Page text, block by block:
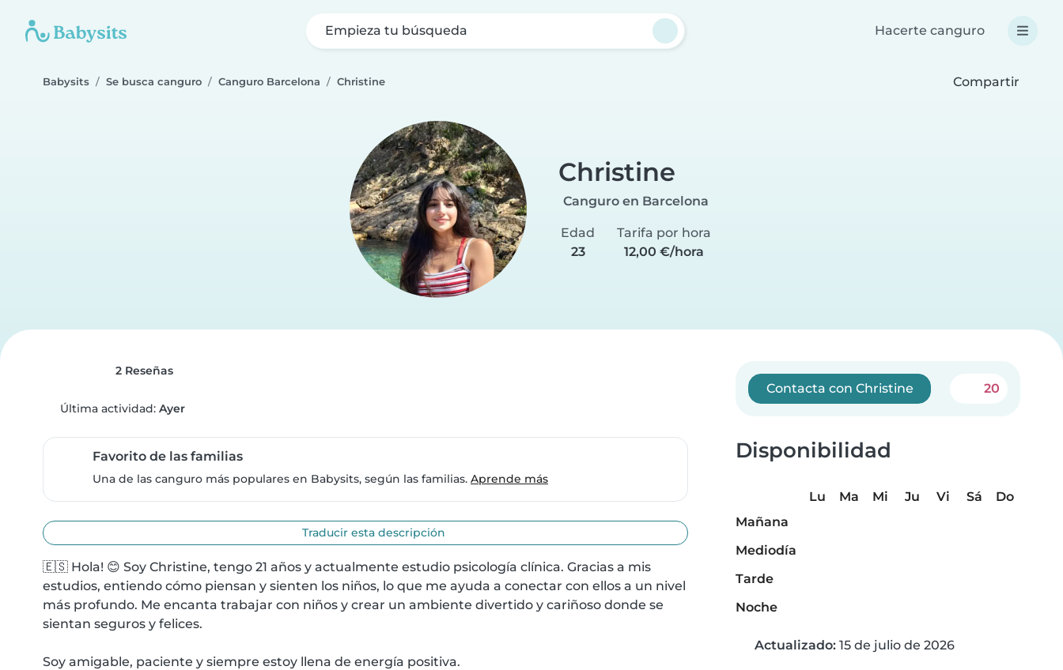
Empieza tu búsqueda Hacerte canguro
Babysits Se busca canguro Canguro Barcelona Christine Compartir
Christine
Canguro en Barcelona
Edad
23
Tarifa por hora
12,00 €/hora
2 Reseñas
Última actividad: Ayer
Favorito de las familias
Una de las canguro más populares en Babysits, según las familias. Aprende más
Traducir esta descripción
🇪🇸 Hola! 😊 Soy Christine, tengo 21 años y actualmente estudio psicología clínica. Gracias a mis
estudios, entiendo cómo piensan y sienten los niños, lo que me ayuda a conectar con ellos a un nivel
más profundo. Me encanta trabajar con niños y crear un ambiente divertido y cariñoso donde se
sientan seguros y felices.
Soy amigable, paciente y siempre estoy llena de energía positiva.
Contacta con Christine 20
Disponibilidad
Lu Ma Mi Ju Vi Sá
Do
Mañana
Mediodía
Tarde
Noche
Actualizado: 15 de julio de 2026